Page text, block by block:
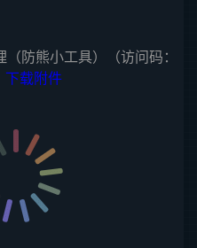
防熊小工具）（访问码：
下载附件